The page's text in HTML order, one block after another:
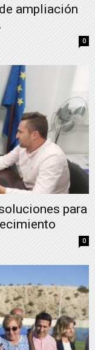
ampliación
0
para
0